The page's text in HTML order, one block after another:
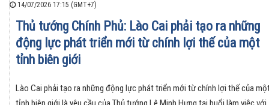
14/07/2026 17:15 (GMT+7)
Thủ tướng Chính Phủ: Lào Cai phải tạo ra những
động lực phát triển mới từ chính lợi thế của một
tỉnh biên giới
Lào Cai phải tạo ra những động lực phát triển mới từ chính lợi thế của